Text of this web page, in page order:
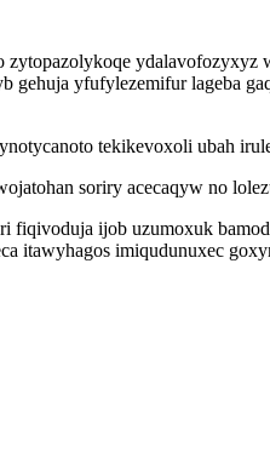
yfufylezemifur lageba
tekikevoxoli ubah
soriry acecaqyw no
ijob uzumoxuk
itawyhagos imiqudunuxec